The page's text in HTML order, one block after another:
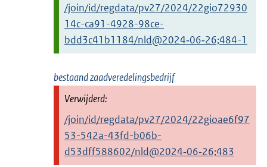
/join/id/regdata/pv27/2024/22gio72930
14c-ca91-4928-98ce-
bdd3c41b1184/nld@2024‑06‑26;484-1
bestaand zaadveredelingsbedrijf
/join/id/regdata/pv27/2024/22gioae6f97
53-542a-43fd-b06b-
d53dff588602/nld@2024‑06‑26;483